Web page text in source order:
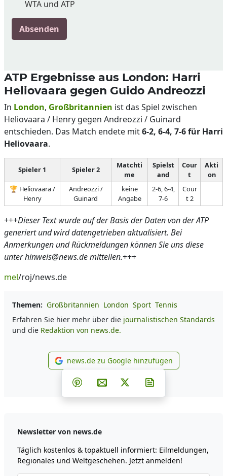
WTA und ATP
Absenden
ATP Ergebnisse aus London: Harri
Heliovaara gegen Guido Andreozzi
In London, Großbritannien ist das Spiel zwischen
Heliovaara / Henry gegen Andreozzi / Guinard
entschieden. Das Match endete mit6-2, 6-4, 7-6 für Harri
Heliovaara.
Spieler 1 Spieler 2
Matchti
me
Spielst
and
Cour
t
Akti
on
🏆 Heliovaara /
Henry
Andreozzi /
Guinard
keine
Angabe
2-6, 6-4,
7-6
Cour
t 2
+++Dieser Text wurde auf der Basis der Daten von der ATP
generiert und wird datengetrieben aktualisiert. Bei
Anmerkungen und Rückmeldungen können Sie uns diese
unter hinweis@news.de mitteilen.+++
mel/roj/news.de
Themen: Großbritannien London Sport Tennis
Erfahren Sie hier mehr über die journalistischen Standards
und die Redaktion von news.de.
news.de zu Google
news.de zu Google hinzufügen
Teilen auf Facebook
Teilen auf Whatsapp
Teilen auf Telegram
Teilen auf Pinterest
Per E-Mail teilen
Post auf X
Newsletter von news.de
Täglich kostenlos & topaktuell informiert: Eilmeldungen,
Regionales und Weltgeschehen. Jetzt anmelden!